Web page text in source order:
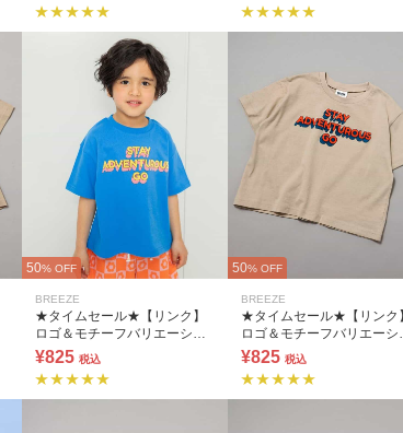
50% OFF
BREEZE
★タイムセール★【リンク】
ロゴ＆モチーフバリエーショ
ンTシャツ
¥825 税込
50% OFF
BREEZE
★タイムセール★【リンク】
ロゴ＆モチーフバリエーショ
ンTシャツ
¥825 税込